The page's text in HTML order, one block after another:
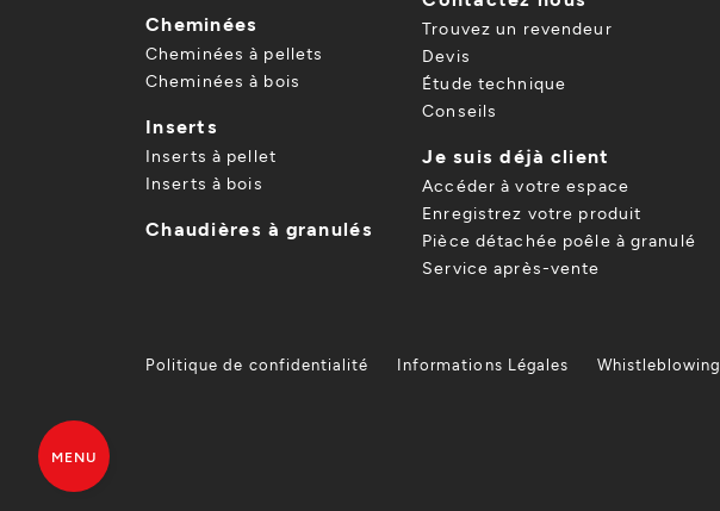
Cheminées
Cheminées à pellets
Cheminées à bois
Inserts
Inserts à pellet
Inserts à bois
Chaudières à granulés
Trouvez un revendeur
Devis
Étude technique
Conseils
Je suis déjà client
Accéder à votre espace
Enregistrez votre produit
Pièce détachée poêle à granulé
Service après-vente
Politique de confidentialité Informations Légales Whistleblowing
MENU